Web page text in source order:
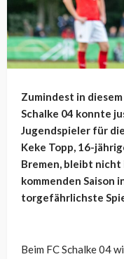
Zumindest in
Schalke 04 konnte
Jugendspieler für
Keke Topp, 16-
Bremen, bleibt nicht
kommenden Saison
torgefährlichste
Beim FC Schalke 04